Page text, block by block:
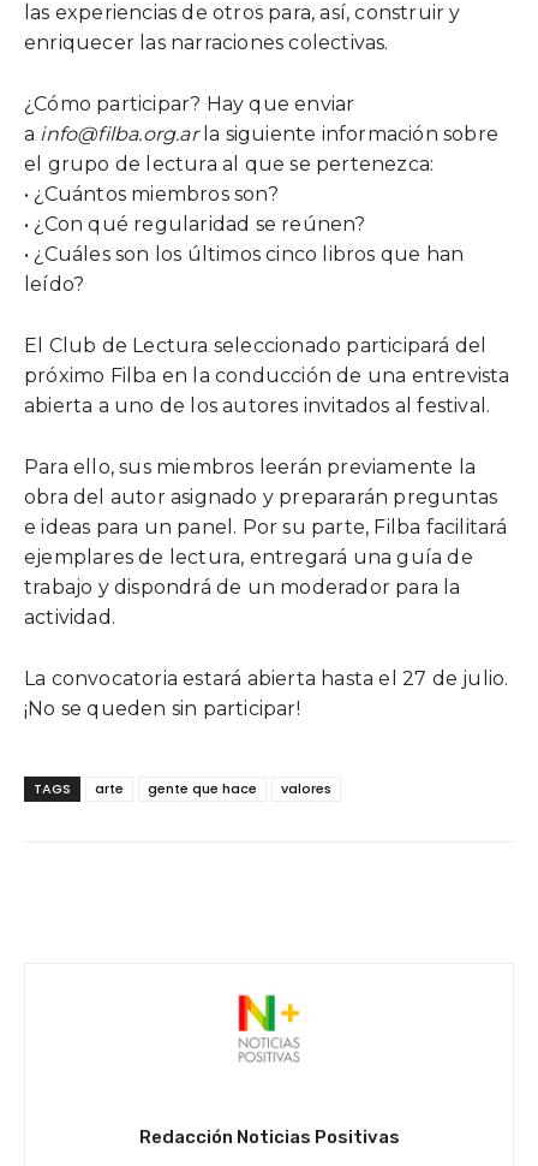
las experiencias de otros para, así, construir y
enriquecer las narraciones colectivas.
¿Cómo participar? Hay que enviar
a info@filba.org.arla siguiente información sobre
el grupo de lectura al que se pertenezca:
• ¿Cuántos miembros son?
• ¿Con qué regularidad se reúnen?
• ¿Cuáles son los últimos cinco libros que han
leído?
El Club de Lectura seleccionado participará del
próximo Filba en la conducción de una entrevista
abierta a uno de los autores invitados al festival.
Para ello, sus miembros leerán previamente la
obra del autor asignado y prepararán preguntas
e ideas para un panel. Por su parte, Filba facilitará
ejemplares de lectura, entregará una guía de
trabajo y dispondrá de un moderador para la
actividad.
La convocatoria estará abierta hasta el 27 de julio.
¡No se queden sin participar!
TAGS arte gente que hace valores
Redacción Noticias Positivas